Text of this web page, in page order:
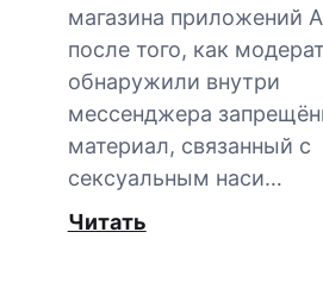
магазина приложений
после того, как
обнаружили внутри
мессенджера
материал, связанный с
сексуальным наси…
Читать